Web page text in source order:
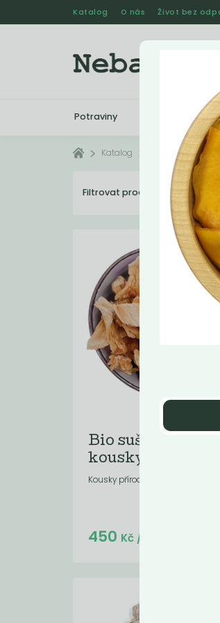
Katalog O nás Život bez
Potraviny Drogerie
Katalog Potraviny
Filtrovat produkty
Bio sušený ananas
kousky
Kousky přírodního ananasu.
Do košíku:
450 Kč/ Kg